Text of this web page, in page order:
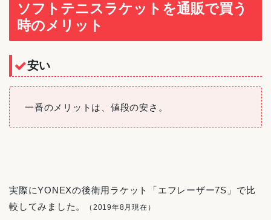
ソフトテニスラケットを通販で買う
時のメリット
安い
一番のメリットは、値段の安さ。
実際にYONEXの後衛用ラケット「エフレーザー7S」で比
較してみました。
（2019年8月現在）